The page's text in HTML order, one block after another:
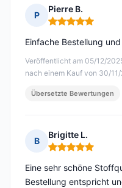
P
Pierre B.
Hinweis: 5 von 5
Veröffentlicht am 05/12/
nach einem Kauf von 30/
Einfache Bestellung
Übersetzte Bewertungen
B
Brigitte L.
Hinweis: 5 von 5
Eine sehr schöne
Bestellung entspricht